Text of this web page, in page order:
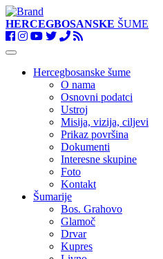
HERCEGBOSANSKE ŠUME
Toggle
navigationHercegbosanske šume
O nama
Osnovni podatci
Ustroj
Misija, vizija, ciljevi
Prikaz površina
Dokumenti
Interesne skupine
Foto
Kontakt
Šumarije
Bos. Grahovo
Glamoč
Drvar
Kupres